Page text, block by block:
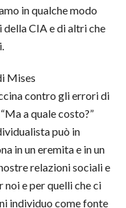
in qualche modo
CIA e di altri che
Mises
contro gli errori di
a quale costo?”
può in
in un eremita e in un
relazioni sociali e
e per quelli che ci
individuo come fonte